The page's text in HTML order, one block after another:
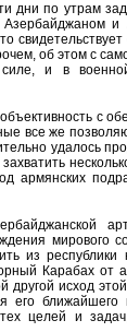
дни по утрам
и
свидетельствует
об этом с
и в
с
все же
удалось
армянских
мирового
из республики
Карабах от
другой исход
его ближайшего
целей и